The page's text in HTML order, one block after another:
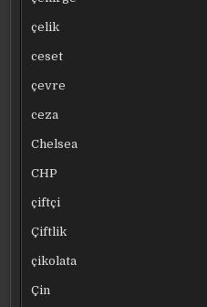
çelik
ceset
çevre
ceza
Chelsea
CHP
çiftçi
Çiftlik
çikolata
Çin